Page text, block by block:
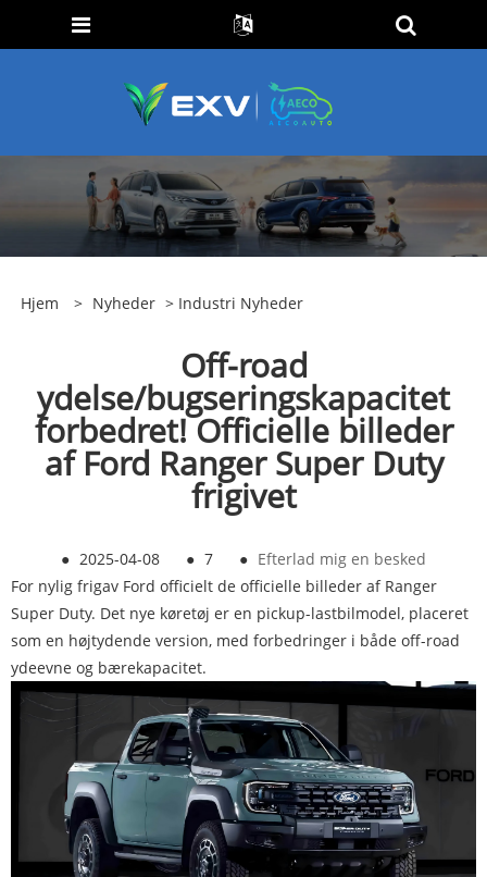
Hjem > Nyheder > Industri Nyheder
Off-road
ydelse/bugseringskapacitet
forbedret! Officielle billeder
af Ford Ranger Super Duty
frigivet
● 2025-04-08 ● 7 ● Efterlad mig en besked
For nylig frigav Ford officielt de officielle billeder af Ranger
Super Duty. Det nye køretøj er en pickup-lastbilmodel, placeret
som en højtydende version, med forbedringer i både off-road
ydeevne og bærekapacitet.